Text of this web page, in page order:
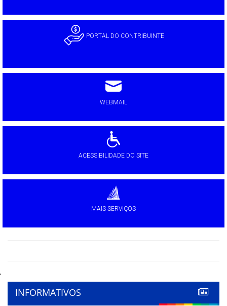
PORTAL DO CONTRIBUINTE
WEBMAIL
ACESSIBILIDADE DO SITE
MAIS SERVIÇOS
'
INFORMATIVOS